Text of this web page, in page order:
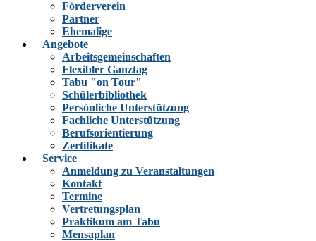
Förderverein
Partner
Ehemalige
Angebote
Arbeitsgemeinschaften
Flexibler Ganztag
Tabu "on Tour"
Schülerbibliothek
Persönliche Unterstützung
Fachliche Unterstützung
Berufsorientierung
Zertifikate
Service
Anmeldung zu Veranstaltungen
Kontakt
Termine
Vertretungsplan
Praktikum am Tabu
Mensaplan